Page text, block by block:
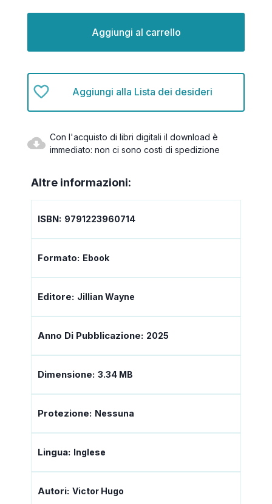
Aggiungi alla Lista dei desideri
Con l'acquisto di libri digitali il download è
immediato: non ci sono costi di spedizione
Altre informazioni:
ISBN: 9791223960714
Formato: Ebook
Editore: Jillian Wayne
Anno Di Pubblicazione: 2025
Dimensione: 3.34 MB
Protezione: Nessuna
Lingua: Inglese
Autori: Victor Hugo